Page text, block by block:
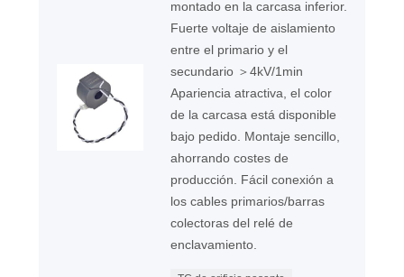
montado en la carcasa inferior.
Fuerte voltaje de aislamiento
entre el primario y el
secundario ＞4kV/1min
Apariencia atractiva, el color
de la carcasa está disponible
bajo pedido. Montaje sencillo,
ahorrando costes de
producción. Fácil conexión a
los cables primarios/barras
colectoras del relé de
enclavamiento.